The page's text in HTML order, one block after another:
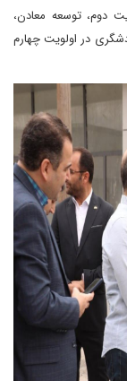
دوم، توسعه معادن،
در اولویت چهارم